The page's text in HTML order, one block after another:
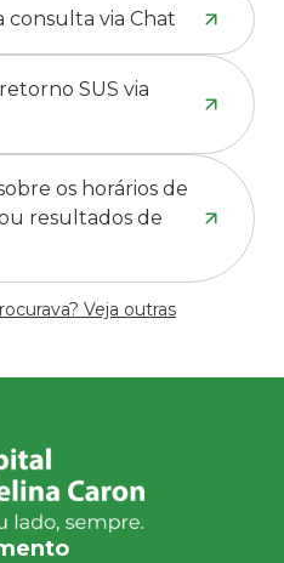
consulta via Chat
SUS via
os horários de
resultados de
Veja outras